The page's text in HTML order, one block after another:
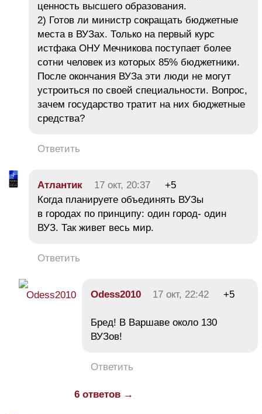
ценность высшего образования.
2) Готов ли министр сокращать бюджетные
места в ВУЗах. Только на первый курс
истфака ОНУ Мечникова поступает более
сотни человек из которых 85% бюджетники.
После окончания ВУЗа эти люди не могут
устроиться по своей специальности. Вопрос,
зачем государство тратит на них бюджетные
средства?
Ответить
Атлантик 17 окт, 20:37
+5
Когда планируете объединять ВУЗы
в городах по принципу: один город- один
ВУЗ. Так живет весь мир.
Ответить
Odess2010 17 окт, 22:42 +5
Бред! В Варшаве около 130
ВУЗов!
Ответить
6 ответов →